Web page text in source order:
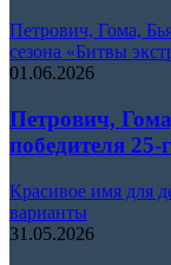
Петрович, Гома,
сезона «Битвы
01.06.2026
Петрович,
победителя 25-
Красивое имя для
варианты
31.05.2026